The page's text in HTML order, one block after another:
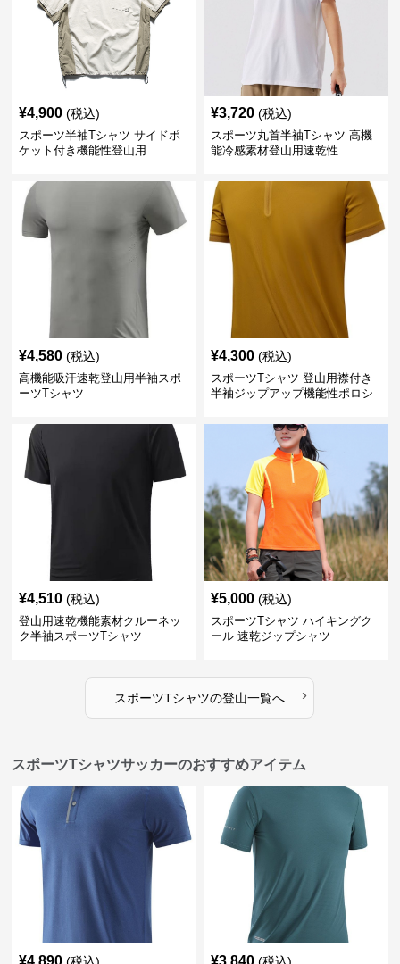
¥4,900 (税込)
スポーツ半袖Tシャツ サイドポ
ケット付き機能性登山用
¥3,720 (税込)
スポーツ丸首半袖Tシャツ 高機
能冷感素材登山用速乾性
¥4,580 (税込)
高機能吸汗速乾登山用半袖スポ
ーツTシャツ
¥4,300 (税込)
スポーツTシャツ 登山用襟付き
半袖ジップアップ機能性ポロシ
¥4,510 (税込)
登山用速乾機能素材クルーネッ
ク半袖スポーツTシャツ
¥5,000 (税込)
スポーツTシャツ ハイキングク
ール 速乾ジップシャツ
スポーツTシャツの登山一覧へ ›
スポーツTシャツサッカーのおすすめアイテム
¥4,890 ¥3,840